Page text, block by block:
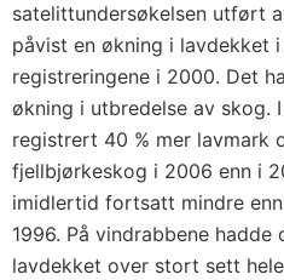
satelittundersøkelsen utført
påvist en økning i lavdekket
registreringene i 2000. Det
økning i utbredelse av skog.
registrert 40 % mer lavmark
fjellbjørkeskog i 2006 enn i
imidlertid fortsatt mindre
1996. På vindrabbene
lavdekket over stort sett